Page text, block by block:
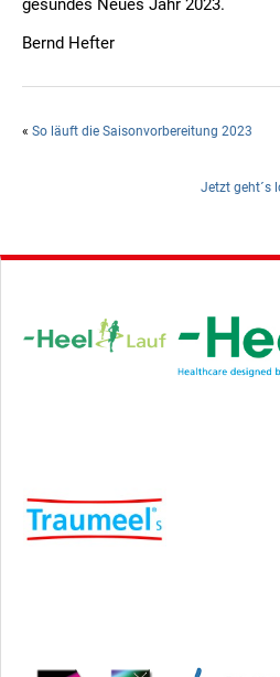
gesundes Neues Jahr 2023.
Bernd Hefter
« So läuft die Saisonvorbereitung 2023
Jetzt geht´s